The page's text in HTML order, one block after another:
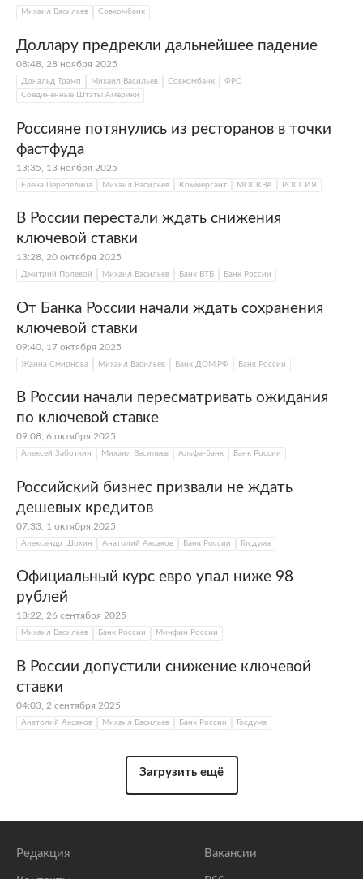
Михаил Васильев Совкомбанк
Доллару предрекли дальнейшее падение
08:48, 28 ноября 2025
Дональд Трамп Михаил Васильев Совкомбанк
ФРС
Соединённые Штаты Америки
Россияне потянулись из ресторанов в точки
фастфуда
13:35, 13 ноября 2025
Елена Перепелица Михаил Васильев Коммерсант МОСКВА РОССИЯ
В России перестали ждать снижения
ключевой ставки
13:28, 20 октября 2025
Дмитрий Полевой Михаил Васильев Банк ВТБ Банк России
От Банка России начали ждать сохранения
ключевой ставки
09:40, 17 октября 2025
Жанна Смирнова Михаил Васильев Банк ДОМ.РФ Банк России
В России начали пересматривать ожидания
по ключевой ставке
09:08, 6 октября 2025
Алексей Заботкин Михаил Васильев Альфа-банк Банк России
Российский бизнес призвали не ждать
дешевых кредитов
07:33, 1 октября 2025
Александр Шохин Анатолий Аксаков Банк России Госдума
Официальный курс евро упал ниже 98
рублей
18:22, 26 сентября 2025
Михаил Васильев Банк России Минфин России
В России допустили снижение ключевой
ставки
04:03, 2 сентября 2025
Анатолий Аксаков Михаил Васильев Банк России Госдума
Загрузить ещё
Редакция Вакансии